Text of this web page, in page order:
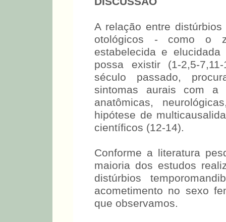
A relação entre
otológicos - como o
estabelecida e
possa existir (1-2,5-
século passado,
sintomas aurais com a
anatômicas,
hipótese de
científicos (12-14).
Conforme a literatura
maioria dos estudos
distúrbios
acometimento no sexo
que observamos.